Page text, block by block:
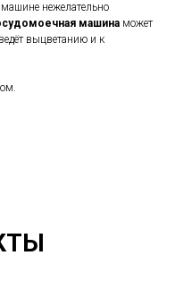
нежелательно
машина может
выцветанию и к